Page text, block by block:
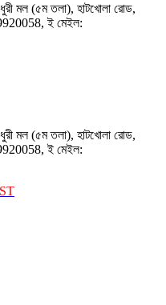
মল (৫ম তলা), হাটখোলা রোড,
ই মেইল:
মল (৫ম তলা), হাটখোলা রোড,
ই মেইল: